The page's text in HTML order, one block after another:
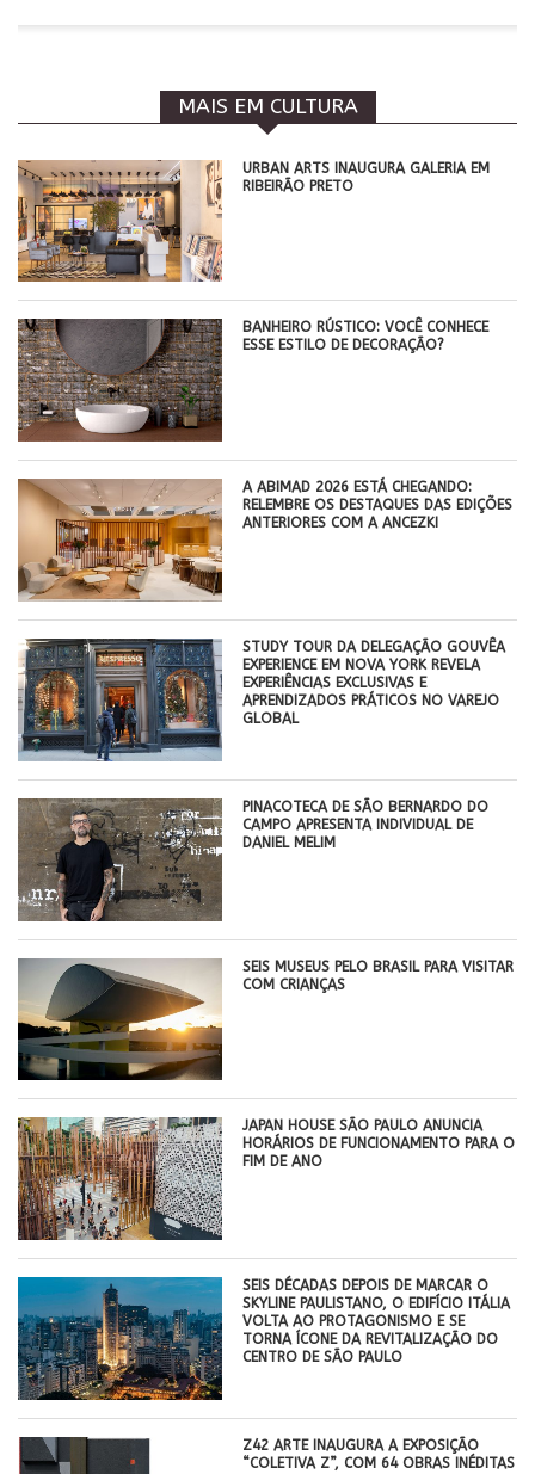
MAIS EM CULTURA
​URBAN ARTS INAUGURA GALERIA EM
RIBEIRÃO PRETO
BANHEIRO RÚSTICO: VOCÊ CONHECE
ESSE ESTILO DE DECORAÇÃO?
A ABIMAD 2026 ESTÁ CHEGANDO:
RELEMBRE OS DESTAQUES DAS EDIÇÕES
ANTERIORES COM A ANCEZKI
STUDY TOUR DA DELEGAÇÃO GOUVÊA
EXPERIENCE EM NOVA YORK REVELA
EXPERIÊNCIAS EXCLUSIVAS E
APRENDIZADOS PRÁTICOS NO VAREJO
GLOBAL
PINACOTECA DE SÃO BERNARDO DO
CAMPO APRESENTA INDIVIDUAL DE
DANIEL MELIM
SEIS MUSEUS PELO BRASIL PARA VISITAR
COM CRIANÇAS
JAPAN HOUSE SÃO PAULO ANUNCIA
HORÁRIOS DE FUNCIONAMENTO PARA O
FIM DE ANO
SEIS DÉCADAS DEPOIS DE MARCAR O
SKYLINE PAULISTANO, O EDIFÍCIO ITÁLIA
VOLTA AO PROTAGONISMO E SE
TORNA ÍCONE DA REVITALIZAÇÃO DO
CENTRO DE SÃO PAULO
Z42 ARTE INAUGURA A EXPOSIÇÃO
“COLETIVA Z”, COM 64 OBRAS INÉDITAS